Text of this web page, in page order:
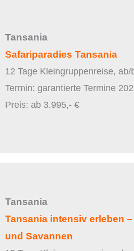
Tansania
Safariparadies Tansania
12 Tage Kleingruppenreise,
Termin: garantierte Termine
Preis: ab 3.995,- €
Tansania
Tansania intensiv erleben
und Savannen